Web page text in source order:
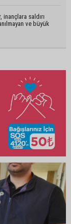
saldırı
ve büyük